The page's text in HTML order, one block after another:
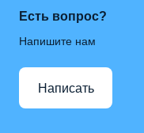
Есть вопрос?
Напишите нам
Написать